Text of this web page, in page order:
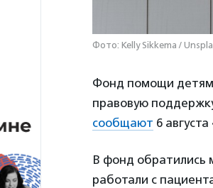
Фото: Kelly Sikkema /
Фонд помощи детям
правовую
сообщают 6
В фонд обратились
работали с